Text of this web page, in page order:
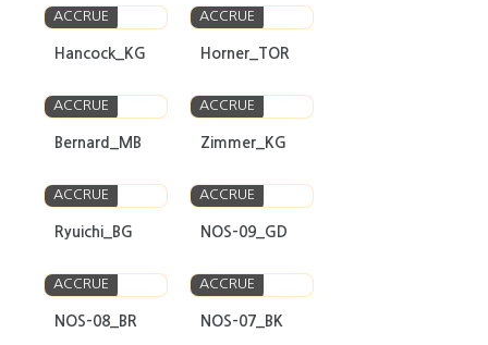
ACCRUE
Hancock_KG
ACCRUE
Horner_TOR
ACCRUE
Bernard_MB
ACCRUE
Zimmer_KG
ACCRUE
Ryuichi_BG
ACCRUE
NOS-09_GD
ACCRUE
NOS-08_BR
ACCRUE
NOS-07_BK